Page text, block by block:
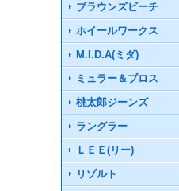
ブラウンズビーチ
ホイールワークス
M.I.D.A(ミダ)
ミュラー＆ブロス
桃太郎ジーンズ
ラングラー
ＬＥＥ(リー)
リゾルト